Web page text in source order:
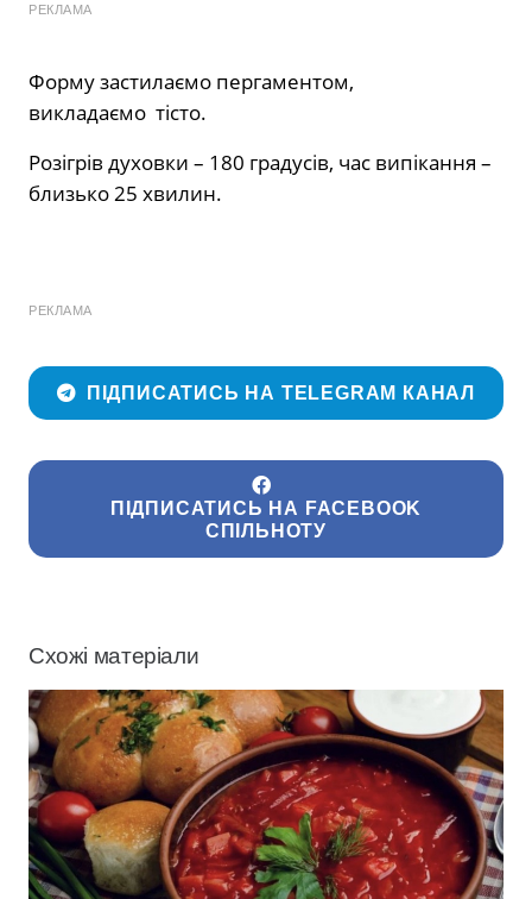
РЕКЛАМА
Форму застилаємо пергаментом,
викладаємо тісто.
Розігрів духовки – 180 градусів, час випікання –
близько 25 хвилин.
РЕКЛАМА
ПІДПИСАТИСЬ НА TELEGRAM КАНАЛ
ПІДПИСАТИСЬ НА FACEBOOK
СПІЛЬНОТУ
Схожі матеріали